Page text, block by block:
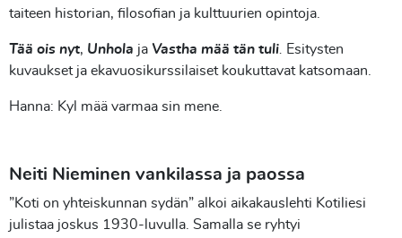
taiteen historian, filosofian ja kulttuurien opintoja.
Tää ois nyt, Unhola ja Vastha mää tän tuli
Esitysten
kuvaukset ja ekavuosikurssilaiset koukuttavat katsomaan.
Hanna: Kyl mää varmaa sin mene.
Neiti Nieminen vankilassa ja paossa
”Koti on yhteiskunnan sydän” alkoi aikakauslehti Kotiliesi
julistaa joskus 1930-luvulla. Samalla se ryhtyi